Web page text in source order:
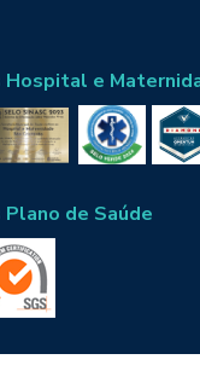
Hospital e
de Saúde